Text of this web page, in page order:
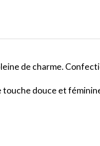
de charme.
touche douce et